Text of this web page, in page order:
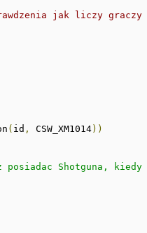
jak liczy graczy
( id , CSW_XM1014))
posiadac Shotguna,